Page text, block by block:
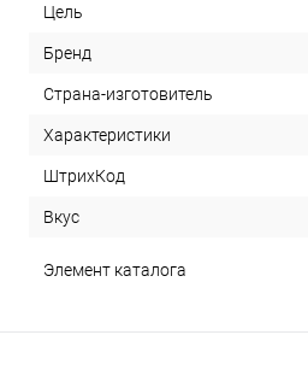
Цель
Бренд
Страна-изготовитель
Характеристики
ШтрихКод
Вкус
Элемент каталога